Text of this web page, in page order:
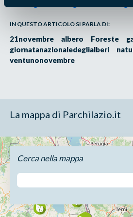
Progetto Ossigeno della
IN QUESTO ARTICOLO SI PARLA DI:
21novembre albero Foreste
giornatanazionaledeglialberi
ventunonovembre
La mappa di Parchilazio.it
Cerca nella mappa